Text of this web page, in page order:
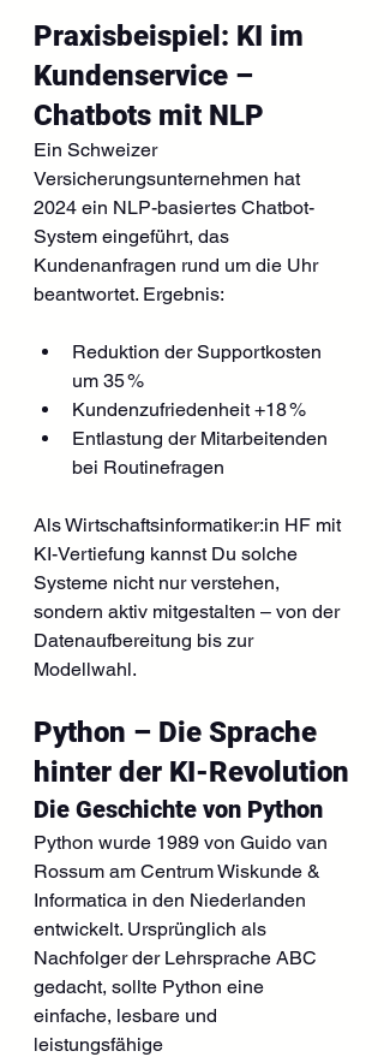
Praxisbeispiel: KI im
Kundenservice –
Chatbots mit NLP
Ein Schweizer
Versicherungsunternehmen hat
2024 ein NLP-basiertes Chatbot-
System eingeführt, das
Kundenanfragen rund um die Uhr
beantwortet. Ergebnis:
Reduktion der Supportkosten
um 35 %
Kundenzufriedenheit +18 %
Entlastung der Mitarbeitenden
bei Routinefragen
Als Wirtschaftsinformatiker:in HF mit
KI-Vertiefung kannst Du solche
Systeme nicht nur verstehen,
sondern aktiv mitgestalten – von der
Datenaufbereitung bis zur
Modellwahl.
Python – Die Sprache
hinter der KI-Revolution
Die Geschichte von Python
Python wurde 1989 von Guido van
Rossum am Centrum Wiskunde &
Informatica in den Niederlanden
entwickelt. Ursprünglich als
Nachfolger der Lehrsprache ABC
gedacht, sollte Python eine
einfache, lesbare und
leistungsfähige